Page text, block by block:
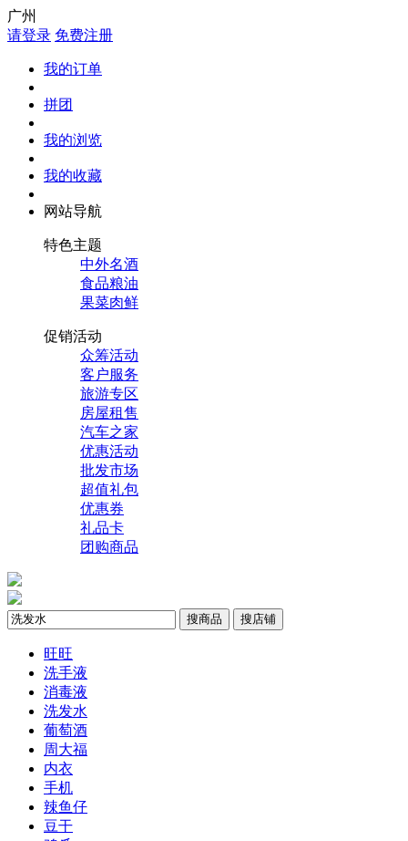
广州
请登录 免费注册
我的订单
拼团
我的浏览
我的收藏
网站导航
特色主题
中外名酒
食品粮油
果菜肉鲜
促销活动
众筹活动
客户服务
旅游专区
房屋租售
汽车之家
优惠活动
批发市场
超值礼包
优惠券
礼品卡
团购商品
搜商品 搜店铺
旺旺
洗手液
消毒液
洗发水
葡萄酒
周大福
内衣
手机
辣鱼仔
豆干